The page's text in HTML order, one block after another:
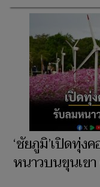
‘ชัยภูมิ’เปิดทุ่ง
หนาวบนขุนเข